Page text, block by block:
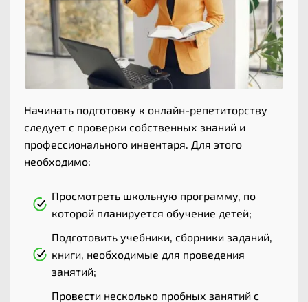
Начинать подготовку к онлайн-репетиторству
следует с проверки собственных знаний и
профессионального инвентаря. Для этого
необходимо:
Просмотреть школьную программу, по
которой планируется обучение детей;
Подготовить учебники, сборники заданий,
книги, необходимые для проведения
занятий;
Провести несколько пробных занятий с